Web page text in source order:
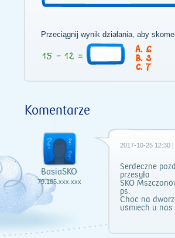
Przeciągnij wynik działania, aby
6
3
7
Komentarze
BasiaSKO
79.185.xxx.xxx
2017-10-25 12:30 |
Serdeczne
przesyła
SKO
ps.
Choć na
uśmiech u